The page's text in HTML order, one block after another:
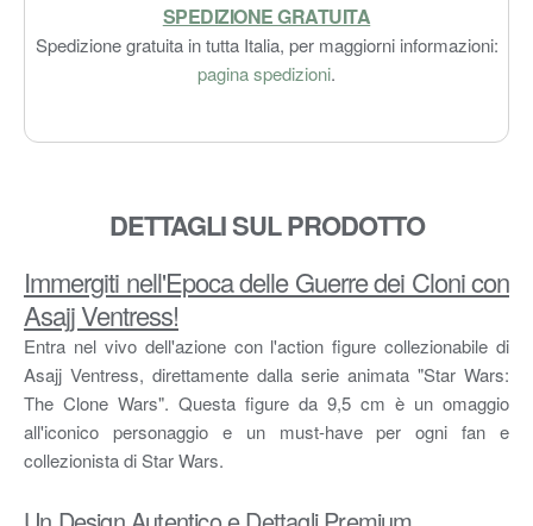
SPEDIZIONE GRATUITA
Spedizione gratuita in tutta Italia, per maggiorni informazioni:
pagina spedizioni.
DETTAGLI SUL PRODOTTO
Immergiti nell'Epoca delle Guerre dei Cloni con
Asajj Ventress!
Entra nel vivo dell'azione con l'action figure collezionabile di
Asajj Ventress, direttamente dalla serie animata "Star Wars:
The Clone Wars". Questa figure da 9,5 cm è un omaggio
all'iconico personaggio e un must-have per ogni fan e
collezionista di Star Wars.